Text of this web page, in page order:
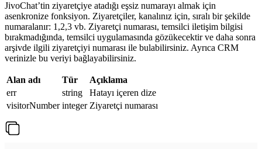
JivoChat’tin ziyaretçiye atadığı eşsiz numarayı almak için
asenkronize fonksiyon. Ziyaretçiler, kanalınız için, sıralı bir şekilde
numaralanır: 1,2,3 vb. Ziyaretçi numarası, temsilci iletişim bilgisi
bırakmadığında, temsilci uygulamasında gözükecektir ve daha sonra
arşivde ilgili ziyaretçiyi numarası ile bulabilirsiniz. Ayrıca CRM
verinizle bu veriyi bağlayabilirsiniz.
Alan adı Tür
Açıklama
err
string
Hatayı içeren dize
visitorNumber integer Ziyaretçi numarası